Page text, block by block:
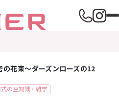
の花束～ダーズンローズの12
の豆知識・雑学